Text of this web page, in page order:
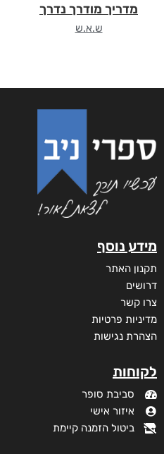
מדריך מודרך נדרך
ש.א.ש
מידע נוסף
תקנון האתר
דרושים
צרו קשר
מדיניות פרטיות
הצהרת נגישות
לקוחות
סביבת סופר
איזור אישי
ביטול הזמנה קיימת